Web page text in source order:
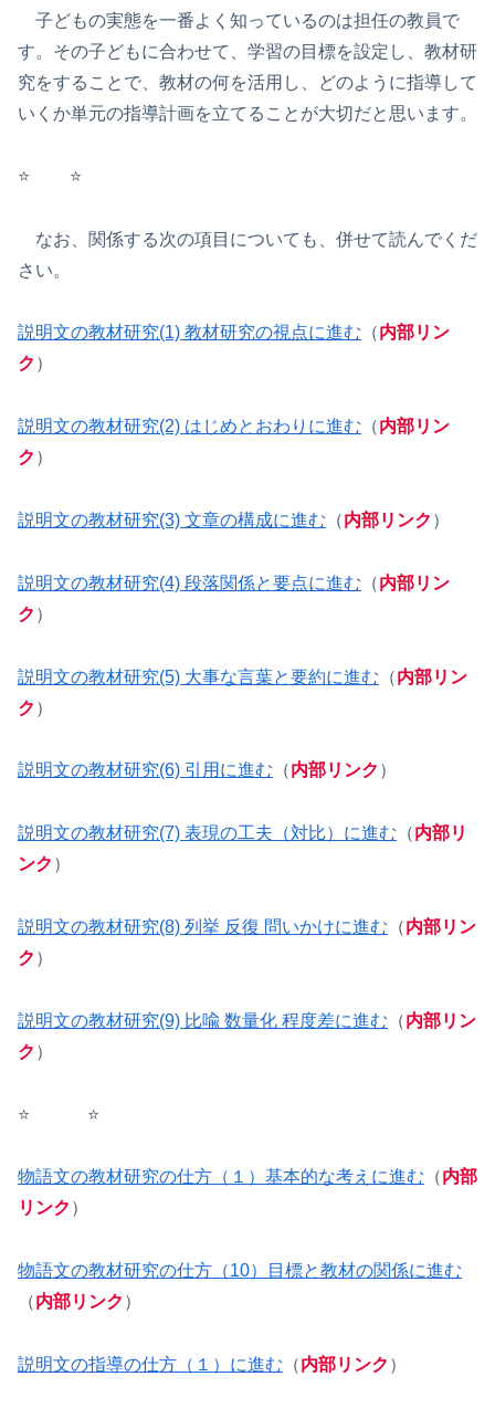
子どもの実態を一番よく知っているのは担任の教員で
す。その子どもに合わせて、学習の目標を設定し、教材研
究をすることで、教材の何を活用し、どのように指導して
いくか単元の指導計画を立てることが大切だと思います。
⭐️ ⭐️
なお、関係する次の項目についても、併せて読んでくだ
さい。
説明文の教材研究(1) 教材研究の視点に進む （内部リン
ク ）
説明文の教材研究(2) はじめとおわりに進む （内部リン
ク ）
説明文の教材研究(3) 文章の構成に進む （内部リンク ）
説明文の教材研究(4) 段落関係と要点に進む （内部リン
ク ）
説明文の教材研究(5) 大事な言葉と要約に進む （内部リン
ク ）
説明文の教材研究(6) 引用に進む （内部リンク ）
説明文の教材研究(7) 表現の工夫（対比）に進む （内部リ
ンク ）
説明文の教材研究(8) 列挙 反復 問いかけに進む （内部リン
ク ）
説明文の教材研究(9) 比喩 数量化 程度差に進む （内部リン
ク ）
⭐️ ⭐️
物語文の教材研究の仕方（１）基本的な考えに進む （内部
リンク ）
物語文の教材研究の仕方（10）目標と教材の関係に進む
（内部リンク ）
説明文の指導の仕方（１）に進む （内部リンク ）